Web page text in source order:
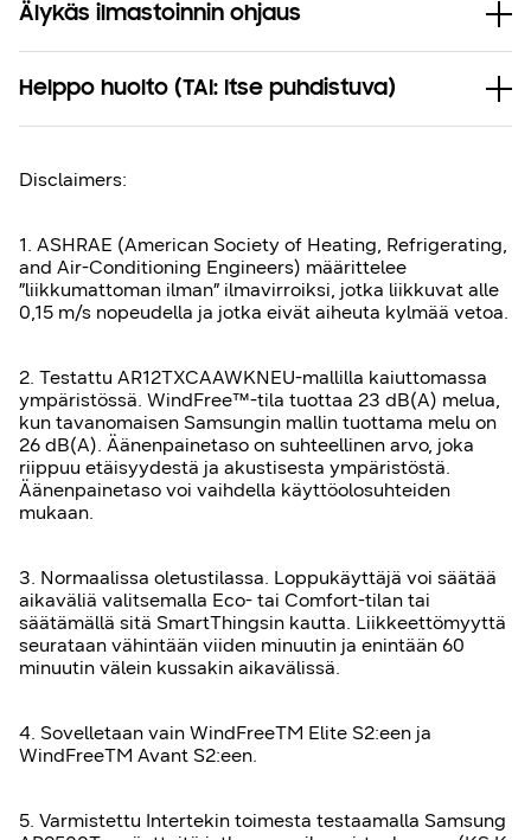
Älykäs ilmastoinnin ohjaus
Helppo huolto (TAI: Itse puhdistuva)
Disclaimers:
1. ASHRAE (American Society of Heating, Refrigerating,
and Air-Conditioning Engineers) määrittelee
”liikkumattoman ilman” ilmavirroiksi, jotka liikkuvat alle
0,15 m/s nopeudella ja jotka eivät aiheuta kylmää vetoa.
2. Testattu AR12TXCAAWKNEU-mallilla kaiuttomassa
ympäristössä. WindFree™-tila tuottaa 23 dB(A) melua,
kun tavanomaisen Samsungin mallin tuottama melu on
26 dB(A). Äänenpainetaso on suhteellinen arvo, joka
riippuu etäisyydestä ja akustisesta ympäristöstä.
Äänenpainetaso voi vaihdella käyttöolosuhteiden
mukaan.
3. Normaalissa oletustilassa. Loppukäyttäjä voi säätää
aikaväliä valitsemalla Eco- tai Comfort-tilan tai
säätämällä sitä SmartThingsin kautta. Liikkeettömyyttä
seurataan vähintään viiden minuutin ja enintään 60
minuutin välein kussakin aikavälissä.
4. Sovelletaan vain WindFreeTM Elite S2:een ja
WindFreeTM Avant S2:een.
5. Varmistettu Intertekin toimesta testaamalla Samsung